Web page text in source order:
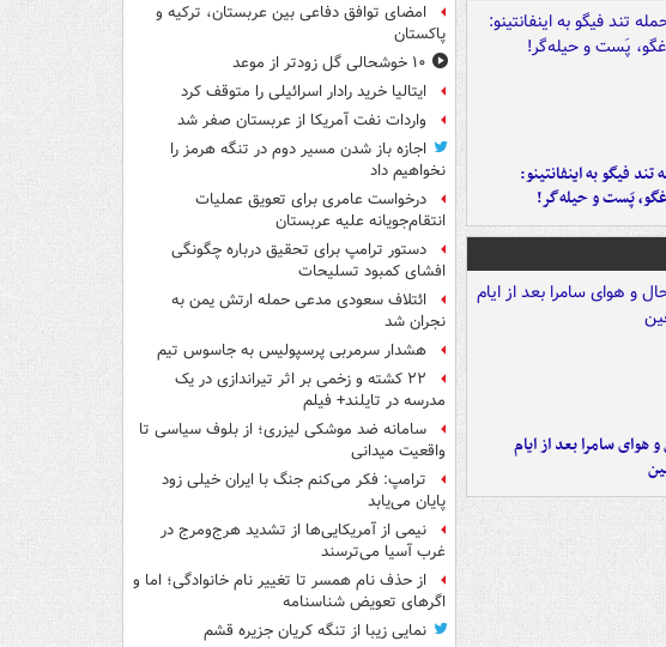
تند فیگو به اینفانتینو:
پَست‌ و حیله‌گر!
هوای سامرا بعد از ایام
امضای توافق دفاعی بین عربستان، ترکیه و
پاکستان
۱۰ خوشحالی گل زودتر از موعد
ایتالیا خرید رادار اسرائیلی را متوقف کرد
واردات نفت آمریکا از عربستان صفر شد
اجازه باز شدن مسیر دوم در تنگه هرمز را
نخواهیم داد
درخواست عامری برای تعویق عملیات
انتقام‌جویانه علیه عربستان
دستور ترامپ برای تحقیق درباره چگونگی
افشای کمبود تسلیحات
ائتلاف سعودی مدعی حمله ارتش یمن به
نجران شد
هشدار سرمربی پرسپولیس به جاسوس تیم
۲۲ کشته و زخمی بر اثر تیراندازی در یک
مدرسه در تایلند+ فیلم
سامانه ضد موشکی لیزری؛ از بلوف سیاسی تا
واقعیت میدانی
ترامپ: فکر می‌کنم جنگ با ایران خیلی زود
پایان می‌یابد
نیمی از آمریکایی‌ها از تشدید هرج‌ومرج در
غرب آسیا می‌ترسند
از حذف نام همسر تا تغییر نام خانوادگی؛ اما و
اگرهای تعویض شناسنامه
نمایی زیبا از تنگه کریان جزیره قشم